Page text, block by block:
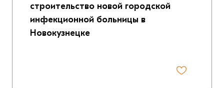
строительство новой городской
инфекционной больницы в
Новокузнецке